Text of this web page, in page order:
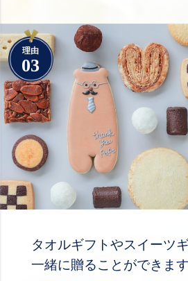
理由
03
タオルギフトやスイーツ
一緒に贈ることができます